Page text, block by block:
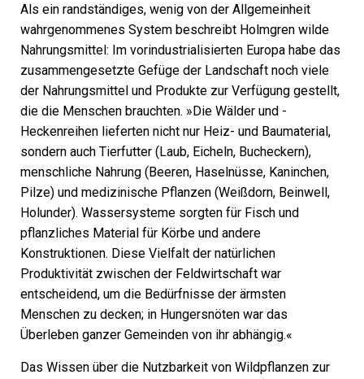
Als ein randständiges, wenig von der Allgemeinheit
wahrgenommenes System beschreibt Holmgren wilde
Nahrungsmittel: Im vorindustrialisierten Europa habe das
zusammengesetzte Gefüge der Landschaft noch viele
der Nahrungsmittel und Produkte zur Verfügung gestellt,
die die Menschen brauchten. »Die Wälder und ­
Heckenreihen lieferten nicht nur Heiz- und Baumaterial,
sondern auch Tierfutter (Laub, Eicheln, Bucheckern),
menschliche Nahrung (Beeren, Haselnüsse, Kaninchen,
Pilze) und medizinische Pflanzen (Weißdorn, Beinwell,
Holunder). Wassersysteme sorgten für Fisch und
pflanzliches Material für Körbe und andere
Konstruktionen. Diese Vielfalt der natürlichen
Produktivität zwischen der Feldwirtschaft war
entscheidend, um die Bedürfnisse der ärmsten
Menschen zu decken; in Hungersnöten war das
Überleben ganzer Gemeinden von ihr abhängig.«
Das Wissen über die Nutzbarkeit von Wildpflanzen zur